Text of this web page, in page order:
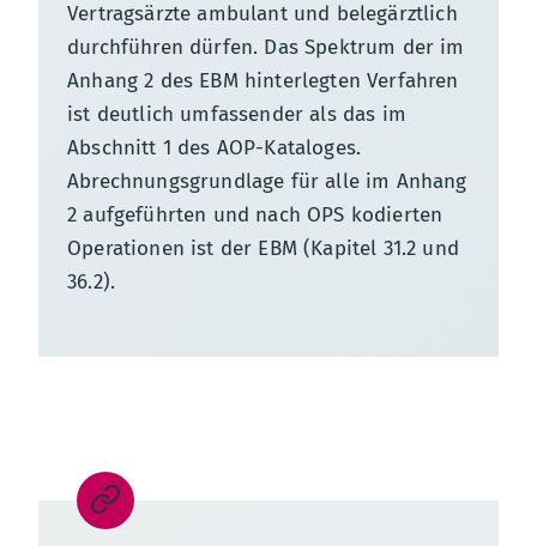
Vertragsärzte ambulant und belegärztlich
durchführen dürfen. Das Spektrum der im
Anhang 2 des EBM hinterlegten Verfahren
ist deutlich umfassender als das im
Abschnitt 1 des AOP-Kataloges.
Abrechnungsgrundlage für alle im Anhang
2 aufgeführten und nach OPS kodierten
Operationen ist der EBM (Kapitel 31.2 und
36.2).